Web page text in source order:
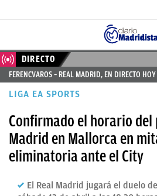
ÚLTIMAS
NOTICIAS
MADRID
BALONCESTO
FICHAJES
DIRECTO
FERENCVAROS – REAL MADRID, EN DIRECTO HOY
LIGA EA SPORTS
Confirmado el horario del
Madrid en Mallorca en
eliminatoria ante el City
El Real Madrid jugará el duelo